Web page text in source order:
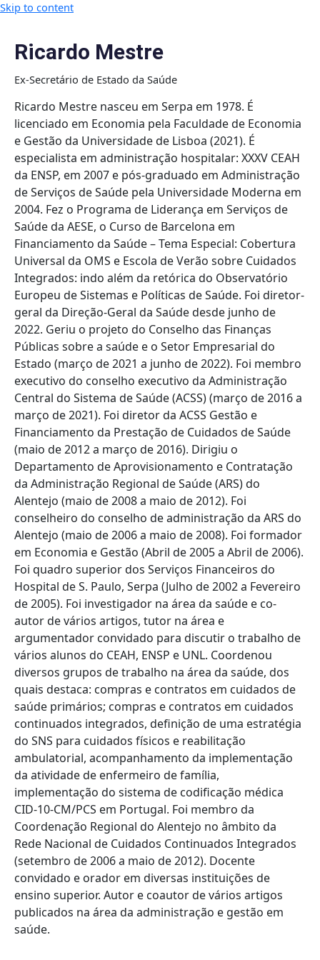
Skip to content
Ricardo Mestre
Ex-Secretário de Estado da Saúde
Ricardo Mestre nasceu em Serpa em 1978. É
licenciado em Economia pela Faculdade de Economia
e Gestão da Universidade de Lisboa (2021). É
especialista em administração hospitalar: XXXV CEAH
da ENSP, em 2007 e pós-graduado em Administração
de Serviços de Saúde pela Universidade Moderna em
2004. Fez o Programa de Liderança em Serviços de
Saúde da AESE, o Curso de Barcelona em
Financiamento da Saúde – Tema Especial: Cobertura
Universal da OMS e Escola de Verão sobre Cuidados
Integrados: indo além da retórica do Observatório
Europeu de Sistemas e Políticas de Saúde. Foi diretor-
geral da Direção-Geral da Saúde desde junho de
2022. Geriu o projeto do Conselho das Finanças
Públicas sobre a saúde e o Setor Empresarial do
Estado (março de 2021 a junho de 2022). Foi membro
executivo do conselho executivo da Administração
Central do Sistema de Saúde (ACSS) (março de 2016 a
março de 2021). Foi diretor da ACSS Gestão e
Financiamento da Prestação de Cuidados de Saúde
(maio de 2012 a março de 2016). Dirigiu o
Departamento de Aprovisionamento e Contratação
da Administração Regional de Saúde (ARS) do
Alentejo (maio de 2008 a maio de 2012). Foi
conselheiro do conselho de administração da ARS do
Alentejo (maio de 2006 a maio de 2008). Foi formador
em Economia e Gestão (Abril de 2005 a Abril de 2006).
Foi quadro superior dos Serviços Financeiros do
Hospital de S. Paulo, Serpa (Julho de 2002 a Fevereiro
de 2005). Foi investigador na área da saúde e co-
autor de vários artigos, tutor na área e
argumentador convidado para discutir o trabalho de
vários alunos do CEAH, ENSP e UNL. Coordenou
diversos grupos de trabalho na área da saúde, dos
quais destaca: compras e contratos em cuidados de
saúde primários; compras e contratos em cuidados
continuados integrados, definição de uma estratégia
do SNS para cuidados físicos e reabilitação
ambulatorial, acompanhamento da implementação
da atividade de enfermeiro de família,
implementação do sistema de codificação médica
CID-10-CM/PCS em Portugal. Foi membro da
Coordenação Regional do Alentejo no âmbito da
Rede Nacional de Cuidados Continuados Integrados
(setembro de 2006 a maio de 2012). Docente
convidado e orador em diversas instituições de
ensino superior. Autor e coautor de vários artigos
publicados na área da administração e gestão em
saúde.